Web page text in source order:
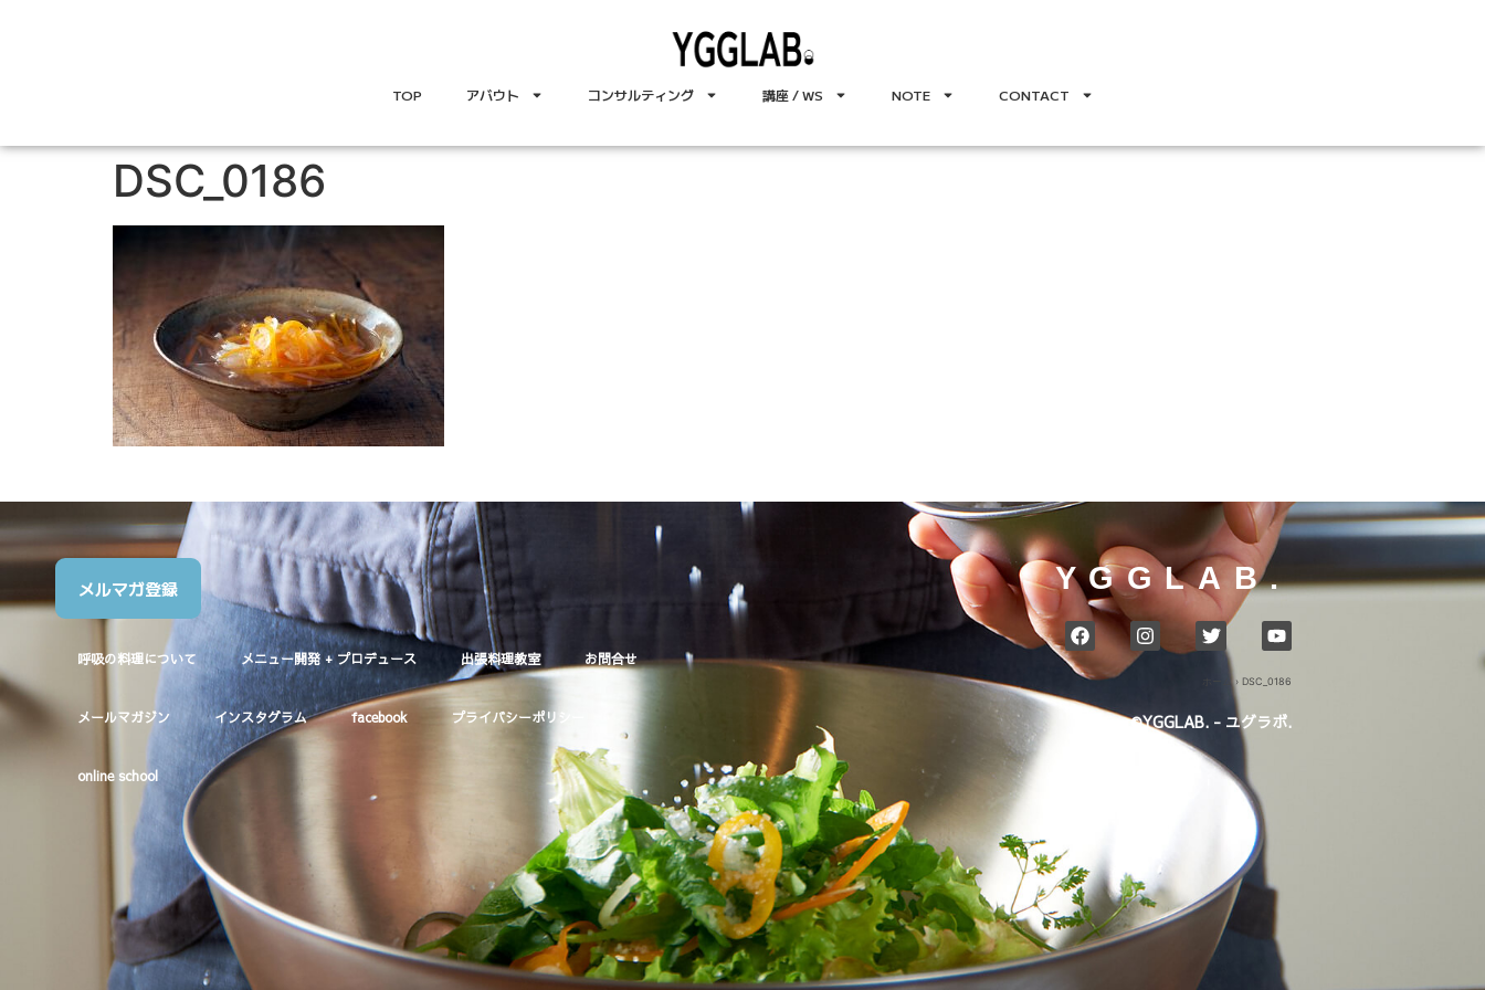
TOP アバウト コンサルティング 講座 / WS NOTE CONTACT
DSC_0186
メルマガ登録
呼吸の料理について メニュー開発 + プロデュース 出張料理教室 お問合せ
メールマガジン インスタグラム facebook プライバシーポリシー
online school
YGGLAB.
›DSC_0186
©YGGLAB. - ユグラボ.